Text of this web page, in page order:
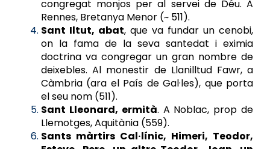
congregat monjos per al servei de Déu. A
Rennes, Bretanya Menor (~ 511).
Sant Iltut, abat, que va fundar un cenobi,
on la fama de la seva santedat i eximia
doctrina va congregar un gran nombre de
deixebles. Al monestir de Llanilltud Fawr, a
Càmbria (ara el País de Gal·les), que porta
el seu nom (511).
Sant Lleonard, ermità. A Noblac, prop de
Llemotges, Aquitània (559).
Sants màrtirs Cal·línic, Himeri, Teodor,